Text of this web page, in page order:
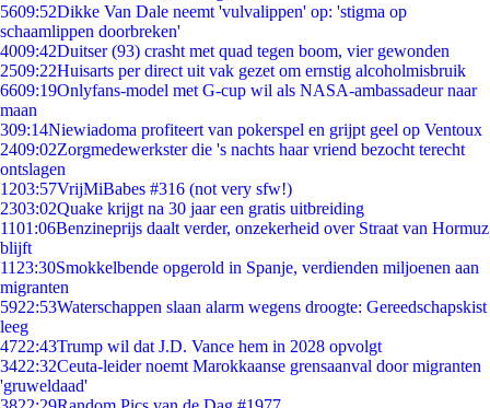
5609:52Dikke Van Dale neemt 'vulvalippen' op: 'stigma op
schaamlippen doorbreken'
4009:42Duitser (93) crasht met quad tegen boom, vier gewonden
2509:22Huisarts per direct uit vak gezet om ernstig alcoholmisbruik
6609:19Onlyfans-model met G-cup wil als NASA-ambassadeur naar
maan
309:14Niewiadoma profiteert van pokerspel en grijpt geel op Ventoux
2409:02Zorgmedewerkster die 's nachts haar vriend bezocht terecht
ontslagen
1203:57VrijMiBabes #316 (not very sfw!)
2303:02Quake krijgt na 30 jaar een gratis uitbreiding
1101:06Benzineprijs daalt verder, onzekerheid over Straat van Hormuz
blijft
11 23:30Smokkelbende opgerold in Spanje, verdienden miljoenen aan
migranten
5922:53Waterschappen slaan alarm wegens droogte: Gereedschapskist
leeg
4722:43Trump wil dat J.D. Vance hem in 2028 opvolgt
3422:32Ceuta-leider noemt Marokkaanse grensaanval door migranten
'gruweldaad'